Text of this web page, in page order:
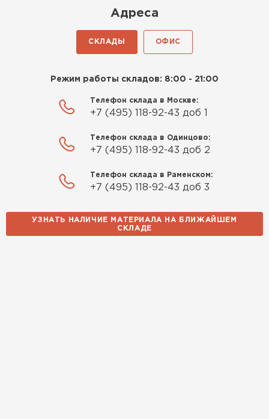
Адреса
СКЛАДЫ ОФИС
Режим работы складов: 8:00 - 21:00
Телефон склада в Москве:
+7 (495) 118-92-43 доб 1
Телефон склада в Одинцово:
+7 (495) 118-92-43 доб 2
Телефон склада в Раменском:
+7 (495) 118-92-43 доб 3
УЗНАТЬ НАЛИЧИЕ МАТЕРИАЛА НА БЛИЖАЙШЕМ
СКЛАДЕ